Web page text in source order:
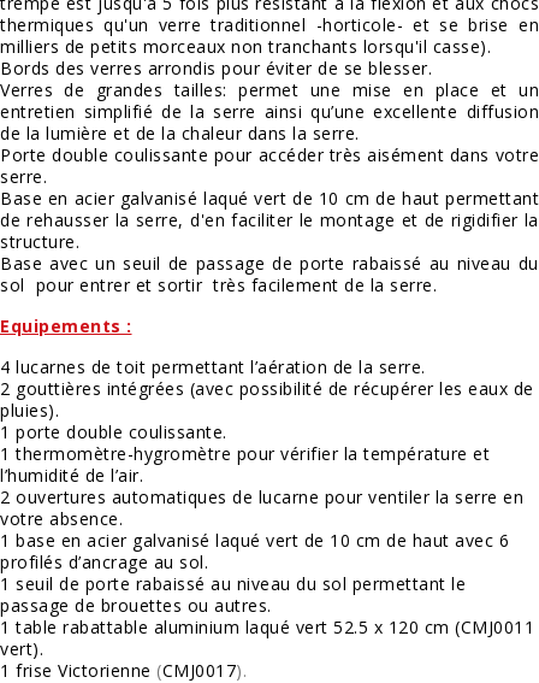
thermiques qu'un verre traditionnel -horticole- et se brise en
milliers de petits morceaux non tranchants lorsqu'il casse).
Bords des verres arrondis pour éviter de se blesser.
Verres de grandes tailles: permet une mise en place et un
entretien simplifié de la serre ainsi qu’une excellente diffusion
de la lumière et de la chaleur dans la serre.
Porte double coulissante pour accéder très aisément dans votre
serre.
Base en acier galvanisé laqué vert de 10 cm de haut permettant
de rehausser la serre, d'en faciliter le montage et de rigidifier la
structure.
Base avec un seuil de passage de porte rabaissé au niveau du
sol pour entrer et sortir très facilement de la serre.
Equipements :
4 lucarnes de toit permettant l’aération de la serre.
2 gouttières intégrées (avec possibilité de récupérer les eaux de
pluies).
1 porte double coulissante.
1 thermomètre-hygromètre pour vérifier la température et
l’humidité de l’air.
2 ouvertures automatiques de lucarne pour ventiler la serre en
votre absence.
1 base en acier galvanisé laqué vert de 10 cm de haut avec 6
profilés d’ancrage au sol.
1 seuil de porte rabaissé au niveau du sol permettant le
passage de brouettes ou autres.
1 table rabattable aluminium laqué vert 52.5 x 120 cm (CMJ0011
vert).
1 frise Victorienne (CMJ0017).